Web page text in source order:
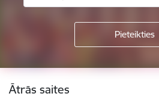
Kājene
Ātrās saites